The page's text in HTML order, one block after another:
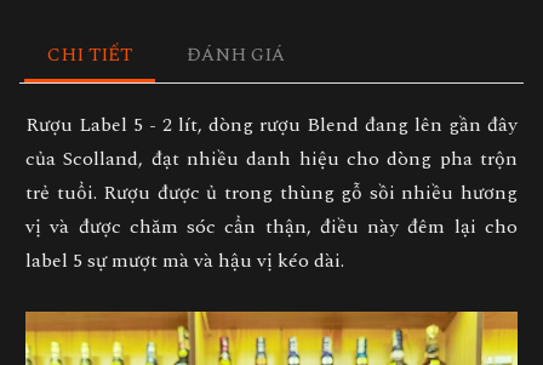
CHI TIẾT ĐÁNH GIÁ
Rượu Label 5 - 2 lít, dòng rượu Blend đang lên gần đây
của Scolland, đạt nhiều danh hiệu cho dòng pha trộn
trẻ tuổi. Rượu được ủ trong thùng gỗ sồi nhiều hương
vị và được chăm sóc cẩn thận, điều này đêm lại cho
label 5 sự mượt mà và hậu vị kéo dài.